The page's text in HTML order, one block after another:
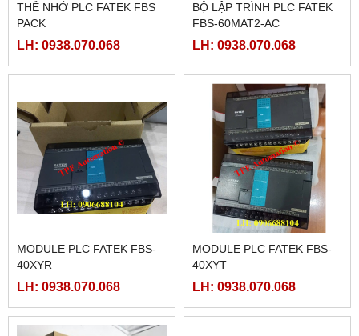
THẺ NHỚ PLC FATEK FBS
PACK
LH: 0938.070.068
BỘ LẬP TRÌNH PLC FATEK
FBS-60MAT2-AC
LH: 0938.070.068
MODULE PLC FATEK FBS-
40XYR
LH: 0938.070.068
MODULE PLC FATEK FBS-
40XYT
LH: 0938.070.068